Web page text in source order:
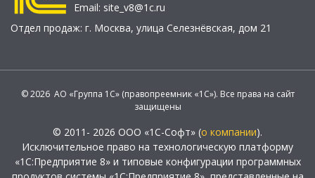
Email: site_v8@1c.ru
Отдел продаж: г. Москва, улица Селезнёвская, дом 21
© 2026 АО «Группа 1С» (правопреемник «1С»). Все права на сайт
защищены
© 2011- 2026 ООО «1С-Софт» (о компании).
Исключительное право на технологическую платформу
«1С:Предприятие 8» и типовые конфигурации программных